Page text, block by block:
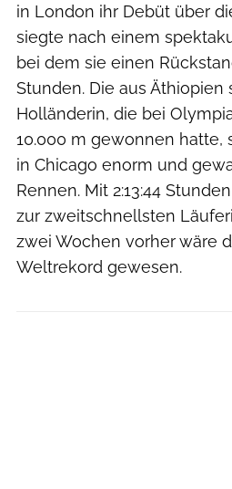
in London ihr Debüt über
siegte nach einem
bei dem sie einen
Stunden. Die aus Äthiopien
Holländerin, die bei
10.000 m gewonnen hatte,
in Chicago enorm und
Rennen. Mit 2:13:44
zur zweitschnellsten
zwei Wochen vorher wäre
Weltrekord gewesen.